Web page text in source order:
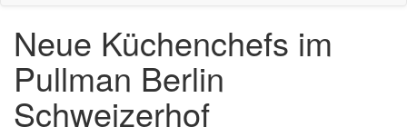
Neue Küchenchefs im
Pullman Berlin
Schweizerhof